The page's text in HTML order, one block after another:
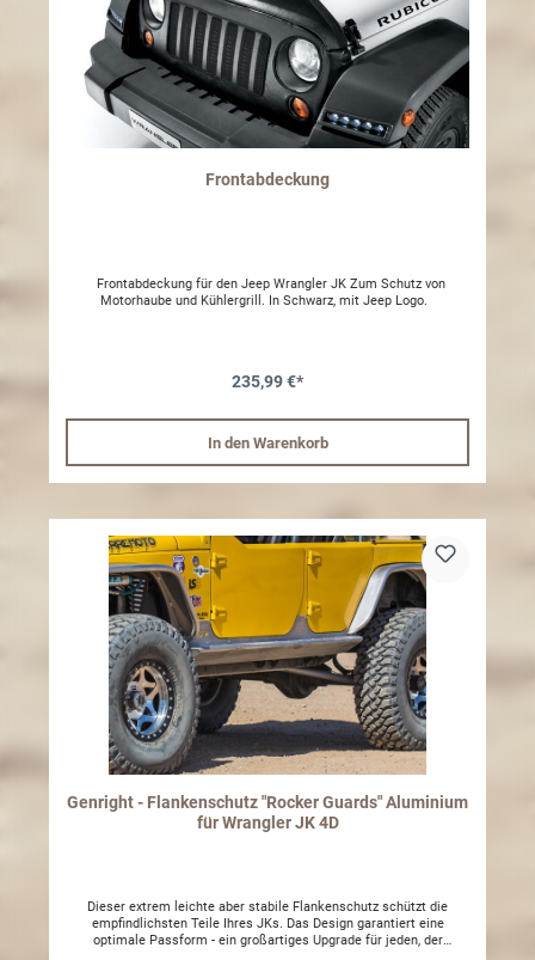
Frontabdeckung
Frontabdeckung für den Jeep Wrangler JK Zum Schutz von
Motorhaube und Kühlergrill. In Schwarz, mit Jeep Logo.
235,99 €*
In den Warenkorb
Genright - Flankenschutz "Rocker Guards" Aluminium
für Wrangler JK 4D
Dieser extrem leichte aber stabile Flankenschutz schützt die
empfindlichsten Teile Ihres JKs. Das Design garantiert eine
optimale Passform - ein großartiges Upgrade für jeden, der